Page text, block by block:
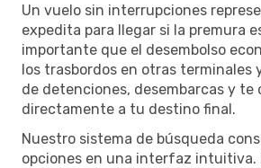
Un vuelo sin interrupciones
expedita para llegar si la premura
importante que el desembolso
los trasbordos en otras terminales
de detenciones, desembarcas y te
directamente a tu destino final.
Nuestro sistema de búsqueda
opciones en una interfaz intuitiva.